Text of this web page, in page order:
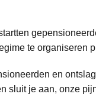
te organiseren
en
sluit je aan, onze